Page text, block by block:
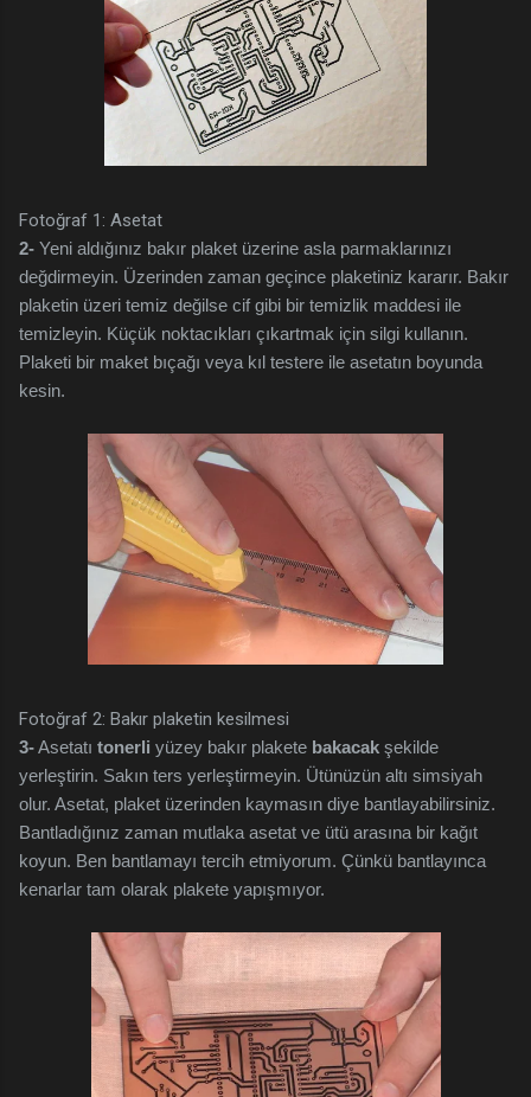
Fotoğraf 1: Asetat
2- Yeni aldığınız bakır plaket üzerine asla parmaklarınızı
değdirmeyin. Üzerinden zaman geçince plaketiniz kararır. Bakır
plaketin üzeri temiz değilse cif gibi bir temizlik maddesi ile
temizleyin. Küçük noktacıkları çıkartmak için silgi kullanın.
Plaketi bir maket bıçağı veya kıl testere ile asetatın boyunda
kesin.
Fotoğraf 2: Bakır plaketin kesilmesi
3-Asetatı tonerli yüzey bakır plakete bakacak şekilde
yerleştirin. Sakın ters yerleştirmeyin. Ütünüzün altı simsiyah
olur. Asetat, plaket üzerinden kaymasın diye bantlayabilirsiniz.
Bantladığınız zaman mutlaka asetat ve ütü arasına bir kağıt
koyun. Ben bantlamayı tercih etmiyorum. Çünkü bantlayınca
kenarlar tam olarak plakete yapışmıyor.